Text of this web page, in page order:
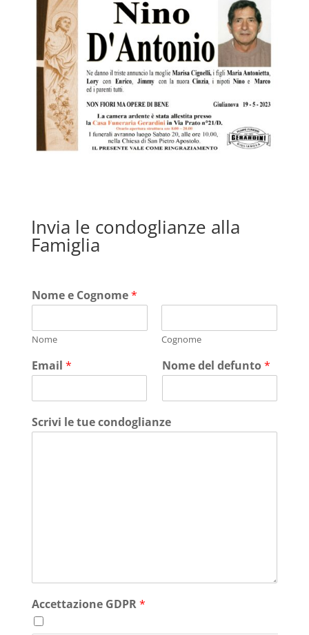
Invia le condoglianze alla
Famiglia
Nome e Cognome*
Nome Cognome
Email * Nome del defunto*
Scrivi le tue condoglianze
Accettazione GDPR*